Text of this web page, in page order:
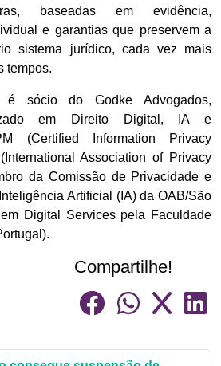
baseadas em evidência,
e garantias que preservem a
sistema jurídico, cada vez mais
tempos.
é sócio do Godke Advogados,
em Direito Digital, IA e
(Certified Information Privacy
Association of Privacy
da Comissão de Privacidade e
Artificial (IA) da OAB/São
Digital Services pela Faculdade
Compartilhe!